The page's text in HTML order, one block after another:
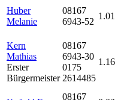
Huber
Melanie
08167
6943-52
1.01
Kern
Mathias
Erster
Bürgermeister
08167
6943-30
0175
2614485
1.16
08167